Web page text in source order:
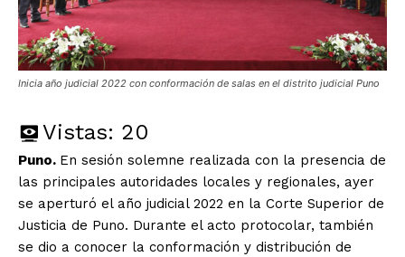
Inicia año judicial 2022 con conformación de salas en el distrito judicial Puno
Vistas: 20
Puno. En sesión solemne realizada con la presencia de
las principales autoridades locales y regionales, ayer
se aperturó el año judicial 2022 en la Corte Superior de
Justicia de Puno. Durante el acto protocolar, también
se dio a conocer la conformación y distribución de